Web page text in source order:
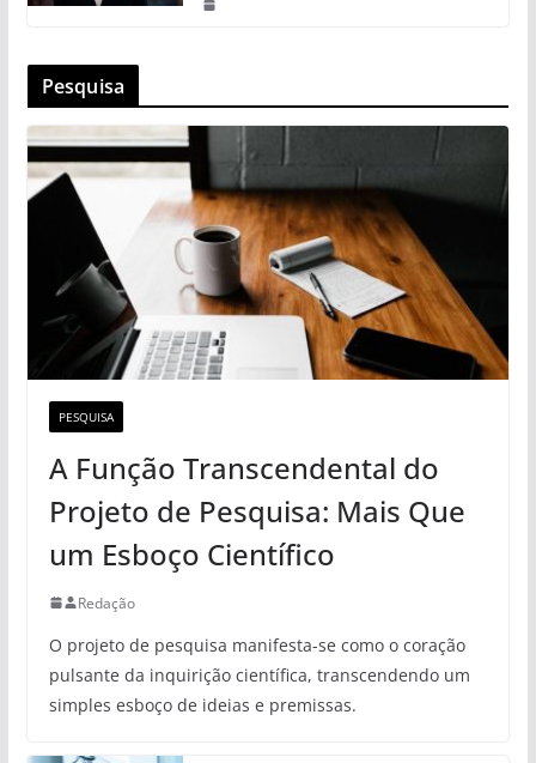
Pesquisa
PESQUISA
A Função Transcendental do
Projeto de Pesquisa: Mais Que
um Esboço Científico
Redação
O projeto de pesquisa manifesta-se como o coração
pulsante da inquirição científica, transcendendo um
simples esboço de ideias e premissas.